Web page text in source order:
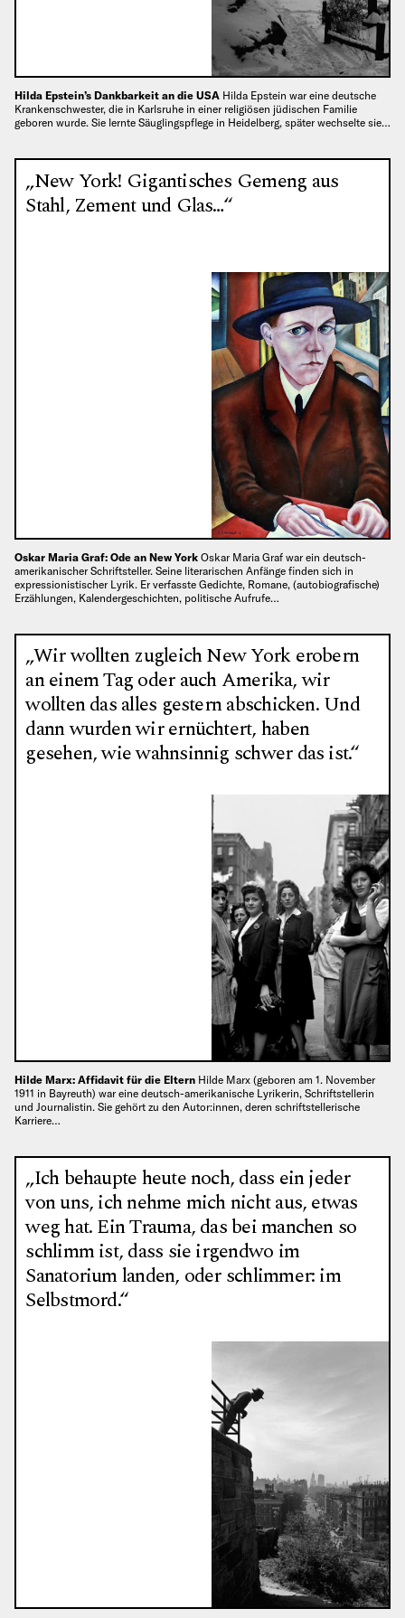
Hilda Epstein’s Dankbarkeit an die USA Hilda Epstein war eine deutsche
Krankenschwester, die in Karlsruhe in einer religiösen jüdischen Familie
geboren wurde. Sie lernte Säuglingspflege in Heidelberg, später wechselte sie…
„New York! Gigantisches Gemeng aus
Stahl, Zement und Glas…“
Oskar Maria Graf: Ode an New York Oskar Maria Graf war ein deutsch-
amerikanischer Schriftsteller. Seine literarischen Anfänge finden sich in
expressionistischer Lyrik. Er verfasste Gedichte, Romane, (autobiografische)
Erzählungen, Kalendergeschichten, politische Aufrufe…
„Wir wollten zugleich New York erobern
an einem Tag oder auch Amerika, wir
wollten das alles gestern abschicken. Und
dann wurden wir ernüchtert, haben
gesehen, wie wahnsinnig schwer das ist.“
Hilde Marx: Affidavit für die Eltern Hilde Marx (geboren am 1. November
1911 in Bayreuth) war eine deutsch-amerikanische Lyrikerin, Schriftstellerin
und Journalistin. Sie gehört zu den Autor:innen, deren schriftstellerische
Karriere…
„Ich behaupte heute noch, dass ein jeder
von uns, ich nehme mich nicht aus, etwas
weg hat. Ein Trauma, das bei manchen so
schlimm ist, dass sie irgendwo im
Sanatorium landen, oder schlimmer: im
Selbstmord.“